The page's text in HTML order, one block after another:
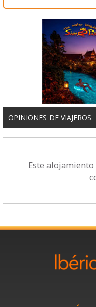
OPINIONES DE VIAJEROS
Este